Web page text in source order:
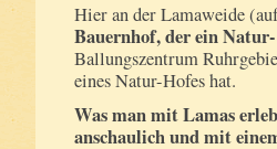
Hier an der Lamaweide
Bauernhof, der ein
Ballungszentrum
eines Natur-Hofes hat.
Was man mit Lamas
anschaulich und mit